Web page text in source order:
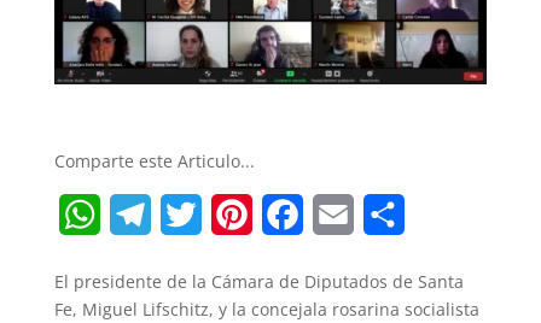
Comparte este Articulo...
W
a
l
i
n
c
a
a
El presidente de la Cámara de Diputados de Santa
Fe, Miguel Lifschitz, y la concejala rosarina socialista